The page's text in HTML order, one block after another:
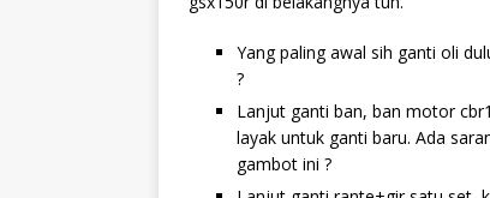
Yang paling awal sih ganti oli
?
Lanjut ganti ban, ban motor
layak untuk ganti baru. Ada
gambot ini ?